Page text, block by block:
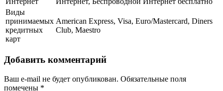
Виды
принимаемых
кредитных
карт
American Express, Visa, Euro/Mastercard, Diners
Club, Maestro
Добавить комментарий
Ваш e-mail не будет опубликован. Обязательные поля
помечены *